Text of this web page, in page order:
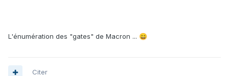
L'énumération des "gates" de Macron ... 😄
Citer